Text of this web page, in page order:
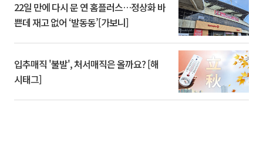
22일 만에 다시 문 연 홈플러스…정상화 바
쁜데 재고 없어 ‘발동동’[가보니]
입추매직 '불발', 처서매직은 올까요? [해
시태그]